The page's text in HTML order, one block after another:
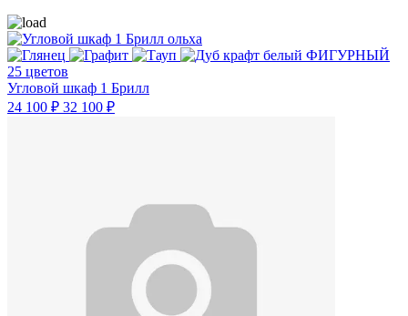
25 цветов
Угловой шкаф 1 Брилл
24 100 ₽ 32 100 ₽